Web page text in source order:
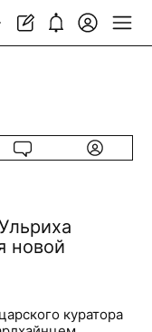
новой
куратора